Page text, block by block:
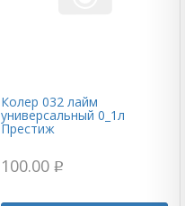
Колер 032 лайм
универсальный 0_1л
Престиж
100.00 p